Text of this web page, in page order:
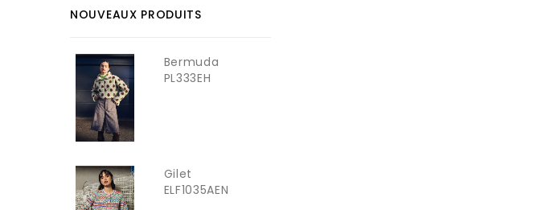
NOUVEAUX PRODUITS
Bermuda
PL333EH
Gilet
ELF1035AEN